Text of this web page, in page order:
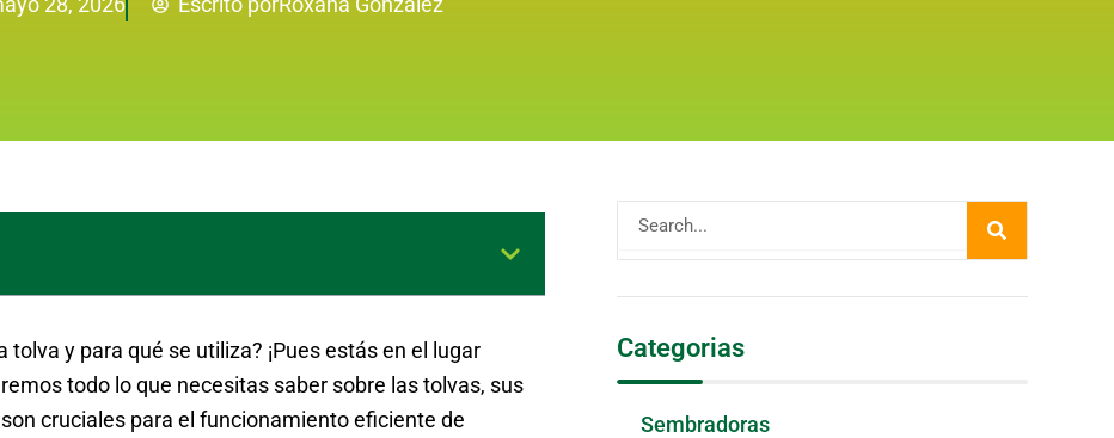
y para qué se utiliza? ¡Pues estás en el lugar
todo lo que necesitas saber sobre las tolvas, sus
cruciales para el funcionamiento eficiente de
Categorias
Sembradoras